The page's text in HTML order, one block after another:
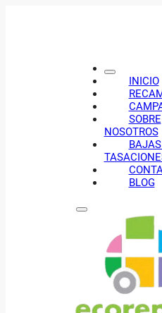
INICIO
SOBRE
NOSOTROS
BLOG